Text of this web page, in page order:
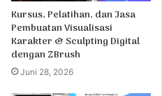
Kursus, Pelatihan, dan Jasa
Pembuatan Visualisasi
Karakter & Sculpting Digital
dengan ZBrush
Juni 28, 2026